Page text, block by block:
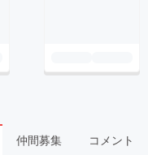
仲間募集 コメント